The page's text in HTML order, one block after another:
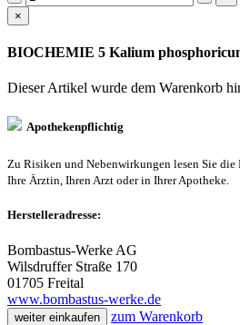
×
BIOCHEMIE 5 Kalium
Dieser Artikel wurde dem Warenkorb
Apothekenpflichtig
Zu Risiken und Nebenwirkungen lesen Sie die
Ihre Ärztin, Ihren Arzt oder in Ihrer Apotheke.
Herstelleradresse:
Bombastus-Werke AG
Wilsdruffer Straße 170
01705 Freital
www.bombastus-werke.de
weiter einkaufen zum Warenkorb